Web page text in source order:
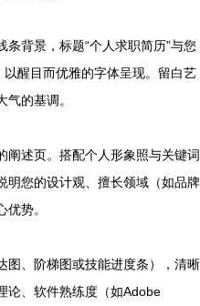
背景，标题“个人求职简历”与您
以醒目而优雅的字体呈现。留白艺
的基调。
阐述页。搭配个人形象照与关键词
明您的设计观、擅长领域（如品牌
势。
图、阶梯图或技能进度条），清晰
论、软件熟练度（如Adobe